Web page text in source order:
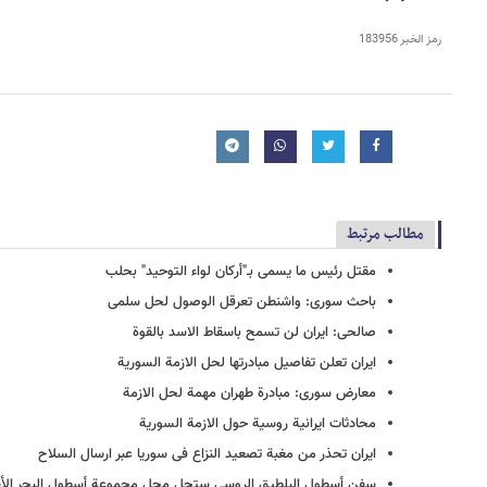
رمز الخبر183956
مطالب مرتبط
مقتل رئیس ما یسمى بـ"أرکان لواء التوحید" بحلب
باحث سوری: واشنطن تعرقل الوصول لحل سلمی
صالحی: ایران لن تسمح باسقاط الاسد بالقوة
ایران تعلن تفاصیل مبادرتها لحل الازمة السوریة
معارض سوری: مبادرة طهران مهمة لحل الازمة
محادثات ایرانیة روسیة حول الازمة السوریة
ایران تحذر من مغبة تصعید النزاع فی سوریا عبر ارسال السلاح